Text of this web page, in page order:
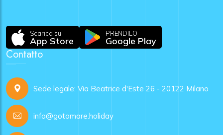
Scarica su
App Store
PRENDILO
Google Play
Contatto
Sede legale: Via Beatrice d'Este 26 - 20122 Milano
info@gotomare.holiday